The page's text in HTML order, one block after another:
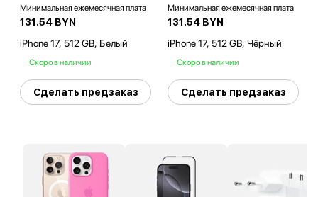
Минимальная ежемесячная плата
131.54 BYN
iPhone 17, 512 GB, Белый
Скоро в наличии
Сделать предзаказ
Минимальная ежемесячная плата
131.54 BYN
iPhone 17, 512 GB, Чёрный
Скоро в наличии
Сделать предзаказ